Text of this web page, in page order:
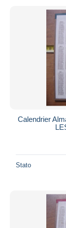
Calendrier
Stato